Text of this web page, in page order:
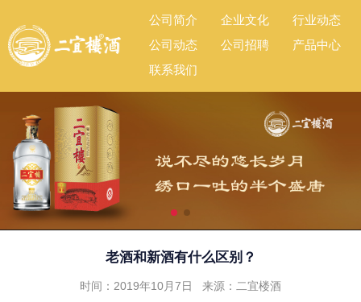
公司简介 企业文化
行业动态
公司动态
公司招聘
产品中心
联系我们
老酒和新酒有什么区别？
时间：2019年10月7日 来源：二宜楼酒